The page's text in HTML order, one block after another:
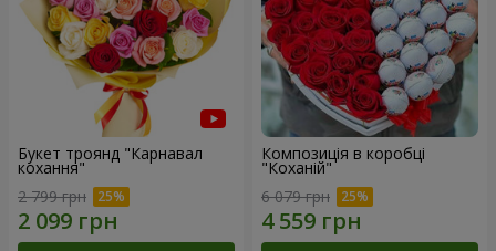
Букет троянд "Карнавал
кохання"
2 799 грн
Композиція в коробці
"Коханій"
6 079 грн